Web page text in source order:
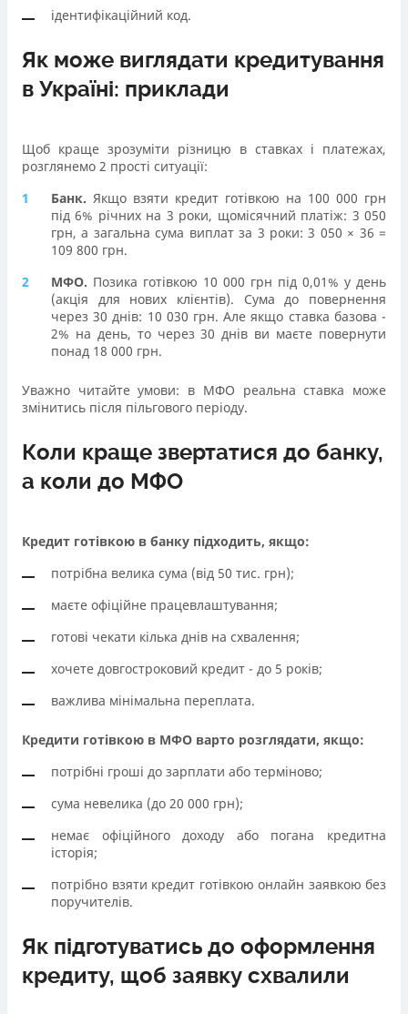
ідентифікаційний код.
Як може виглядати кредитування
в Україні: приклади
Щоб краще зрозуміти різницю в ставках і платежах,
розглянемо 2 прості ситуації:
Банк. Якщо взяти кредит готівкою на 100 000 грн
під 6% річних на 3 роки, щомісячний платіж: 3 050
грн, а загальна сума виплат за 3 роки: 3 050 × 36 =
109 800 грн.
МФО. Позика готівкою 10 000 грн під 0,01% у день
(акція для нових клієнтів). Сума до повернення
через 30 днів: 10 030 грн. Але якщо ставка базова -
2% на день, то через 30 днів ви маєте повернути
понад 18 000 грн.
Уважно читайте умови: в МФО реальна ставка може
змінитись після пільгового періоду.
Коли краще звертатися до банку,
а коли до МФО
Кредит готівкою в банку підходить, якщо:
потрібна велика сума (від 50 тис. грн);
маєте офіційне працевлаштування;
готові чекати кілька днів на схвалення;
хочете довгостроковий кредит - до 5 років;
важлива мінімальна переплата.
Кредити готівкою в МФО варто розглядати, якщо:
потрібні гроші до зарплати або терміново;
сума невелика (до 20 000 грн);
немає офіційного доходу або погана кредитна
історія;
потрібно взяти кредит готівкою онлайн заявкою без
поручителів.
Як підготуватись до оформлення
кредиту, щоб заявку схвалили